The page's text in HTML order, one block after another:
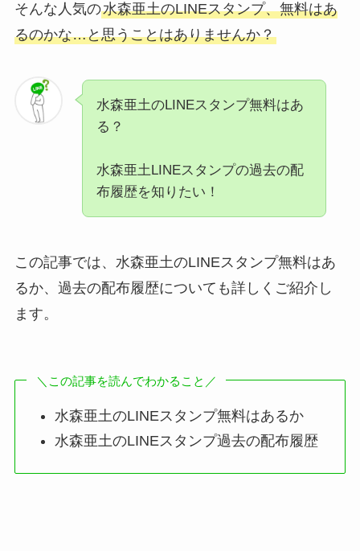
そんな人気の水森亜土のLINEスタンプ、無料はあ
るのかな…と思うことはありませんか？
水森亜土のLINEスタンプ無料はあ
る？
水森亜土LINEスタンプの過去の配
布履歴を知りたい！
この記事では、水森亜土のLINEスタンプ無料はあ
るか、過去の配布履歴についても詳しくご紹介し
ます。
＼この記事を読んでわかること／
水森亜土のLINEスタンプ無料はあるか
水森亜土のLINEスタンプ過去の配布履歴